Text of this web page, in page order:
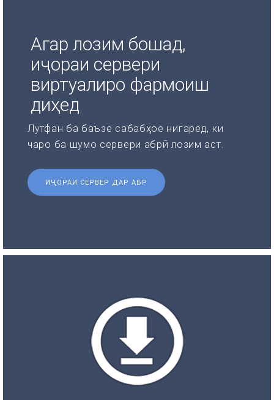
Агар лозим бошад,
иҷораи сервери
виртуалиро фармоиш
диҳед
Лутфан ба баъзе сабабҳое нигаред, ки
чаро ба шумо сервери абрӣ лозим аст.
ИҶОРАИ СЕРВЕР ДАР АБР